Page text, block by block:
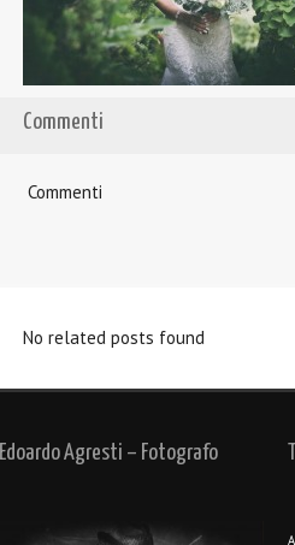
Commenti
Commenti
No related posts found
Edoardo Agresti – Fotografo